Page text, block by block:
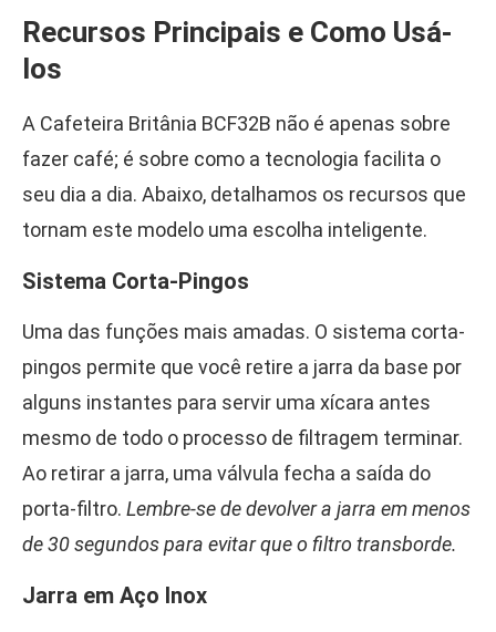
Recursos Principais e Como Usá-
los
A Cafeteira Britânia BCF32B não é apenas sobre
fazer café; é sobre como a tecnologia facilita o
seu dia a dia. Abaixo, detalhamos os recursos que
tornam este modelo uma escolha inteligente.
Sistema Corta-Pingos
Uma das funções mais amadas. O sistema corta-
pingos permite que você retire a jarra da base por
alguns instantes para servir uma xícara antes
mesmo de todo o processo de filtragem terminar.
Ao retirar a jarra, uma válvula fecha a saída do
porta-filtro. Lembre-se de devolver a jarra em menos
de 30 segundos para evitar que o filtro transborde.
Jarra em Aço Inox